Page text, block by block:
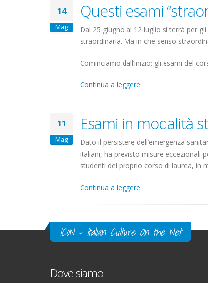
14
Mag
Questi esami
Dal 25 giugno al 12 luglio si terrà per
straordinaria. Ma in che senso
Cominciamo dall’inizio: gli esami del
Continua a leggere
11
Mag
Esami in modalità
Dato il persistere dell’emergenza
italiani, ha previsto misure eccezionali
studenti del proprio corso di laurea, in
Continua a leggere
ICoN - Italian Culture On the Net
Dove siamo